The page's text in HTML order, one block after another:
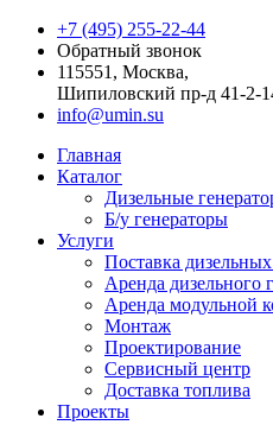
+7 (495) 255-22-44
Обратный звонок
115551, Москва,
Шипиловский пр-д 41-2-
info@umin.su
Главная
Каталог
Дизельные
Б/у генераторы
Услуги
Поставка
Аренда дизельного
Аренда модульной
Монтаж
Проектирование
Сервисный центр
Доставка топлива
Проекты